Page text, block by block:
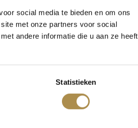
social media te bieden en om ons
met onze partners voor social
andere informatie die u aan ze heeft
Statistieken